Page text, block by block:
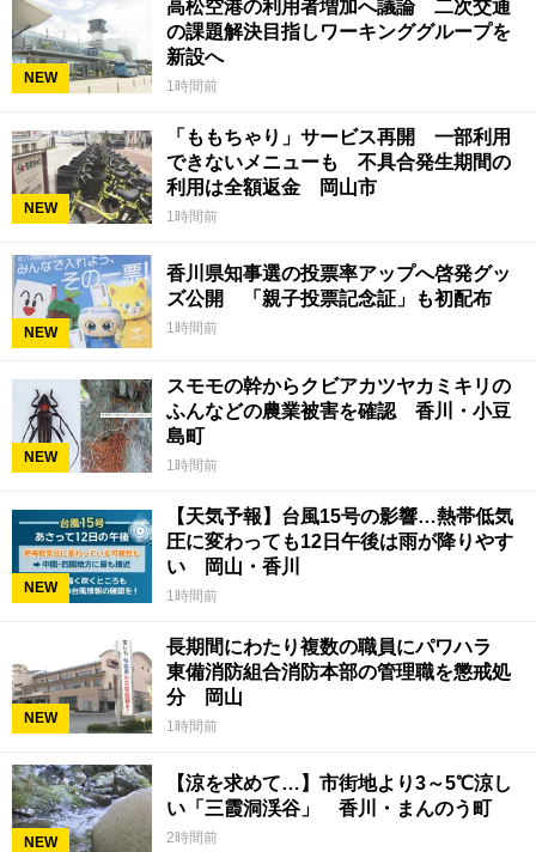
NEW
高松空港の利用者増加へ議論 二次交通
の課題解決目指しワーキンググループを
新設へ
1時間前
NEW
「ももちゃり」サービス再開 一部利用
できないメニューも 不具合発生期間の
利用は全額返金 岡山市
1時間前
NEW
香川県知事選の投票率アップへ啓発グッ
ズ公開 「親子投票記念証」も初配布
1時間前
NEW
スモモの幹からクビアカツヤカミキリの
ふんなどの農業被害を確認 香川・小豆
島町
1時間前
NEW
【天気予報】台風15号の影響…熱帯低気
圧に変わっても12日午後は雨が降りやす
い 岡山・香川
1時間前
NEW
長期間にわたり複数の職員にパワハラ
東備消防組合消防本部の管理職を懲戒処
分 岡山
1時間前
NEW
【涼を求めて…】市街地より3～5℃涼し
い「三霞洞渓谷」 香川・まんのう町
2時間前